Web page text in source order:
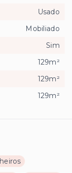
Usado
Mobiliado
Sim
129m²
129m²
129m²